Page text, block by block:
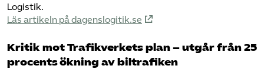
Logistik.
Läs artikeln på dagenslogitik.se
Kritik mot Trafikverkets plan – utgår från 25
procents ökning av biltrafiken